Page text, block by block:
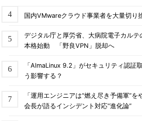
国内VMwareクラウド事業者を大量切
デジタル庁と厚労省、大病院電子カル
本格始動 「野良VPN」脱却へ
「AlmaLinux 9.2」がセキュリティ認証
う影響する？
「運用エンジニアは“燃え尽き予備軍”
会長が語るインシデント対応“進化論”